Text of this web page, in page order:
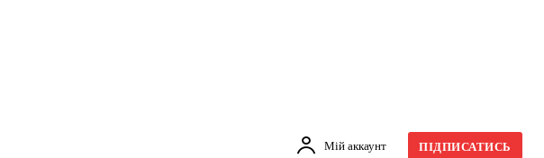
Мій аккаунт ПІДПИСАТИСЬ